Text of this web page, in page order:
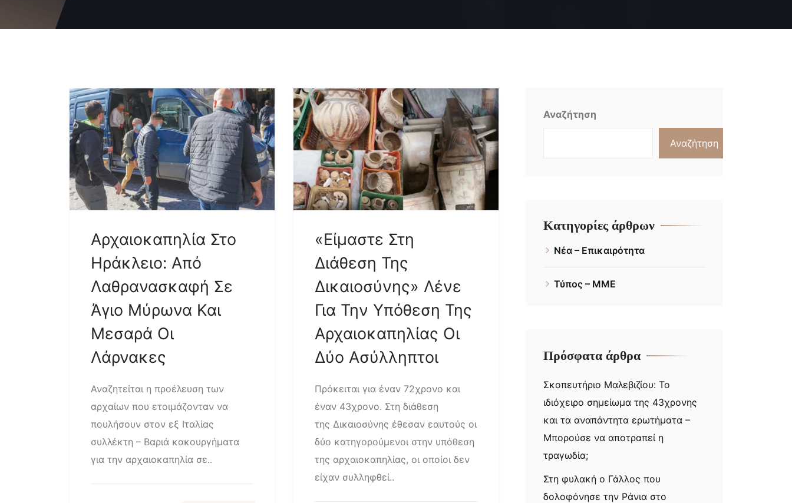
Αρχαιοκαπηλία Στο
Ηράκλειο: Από
Λαθρανασκαφή Σε
Άγιο Μύρωνα Και
Μεσαρά Οι
Λάρνακες
Αναζητείται η προέλευση των
αρχαίων που ετοιμάζονταν να
πουλήσουν στον εξ Ιταλίας
συλλέκτη – Βαριά κακουργήματα
για την αρχαιοκαπηλία σε..
«Είμαστε Στη
Διάθεση Της
Δικαιοσύνης» Λένε
Για Την Υπόθεση Της
Αρχαιοκαπηλίας Οι
Δύο Ασύλληπτοι
Πρόκειται για έναν 72χρονο και
έναν 43χρονο. Στη διάθεση
της Δικαιοσύνης έθεσαν εαυτούς οι
δύο κατηγορούμενοι στην υπόθεση
της αρχαιοκαπηλίας, οι οποίοι δεν
είχαν συλληφθεί..
Αναζήτηση
Αναζήτηση
Κατηγορίες άρθρων
Νέα – Επικαιρότητα
Τύπος – ΜΜΕ
Πρόσφατα άρθρα
Σκοπευτήριο Μαλεβιζίου: Το
ιδιόχειρο σημείωμα της 43χρονης
και τα αναπάντητα ερωτήματα –
Μπορούσε να αποτραπεί η
τραγωδία;
Στη φυλακή ο Γάλλος που
δολοφόνησε την Ράνια στο